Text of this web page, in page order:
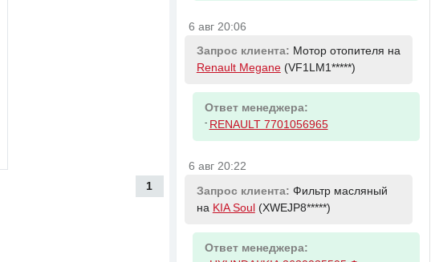
1
6 авг 20:06
Запрос клиента: Мотор отопителя на
Renault Megane(VF1LM1*****)
Ответ менеджера:
- RENAULT 7701056965
6 авг 20:22
Запрос клиента: Фильтр масляный
на KIA Soul (XWEJP8*****)
Ответ менеджера: